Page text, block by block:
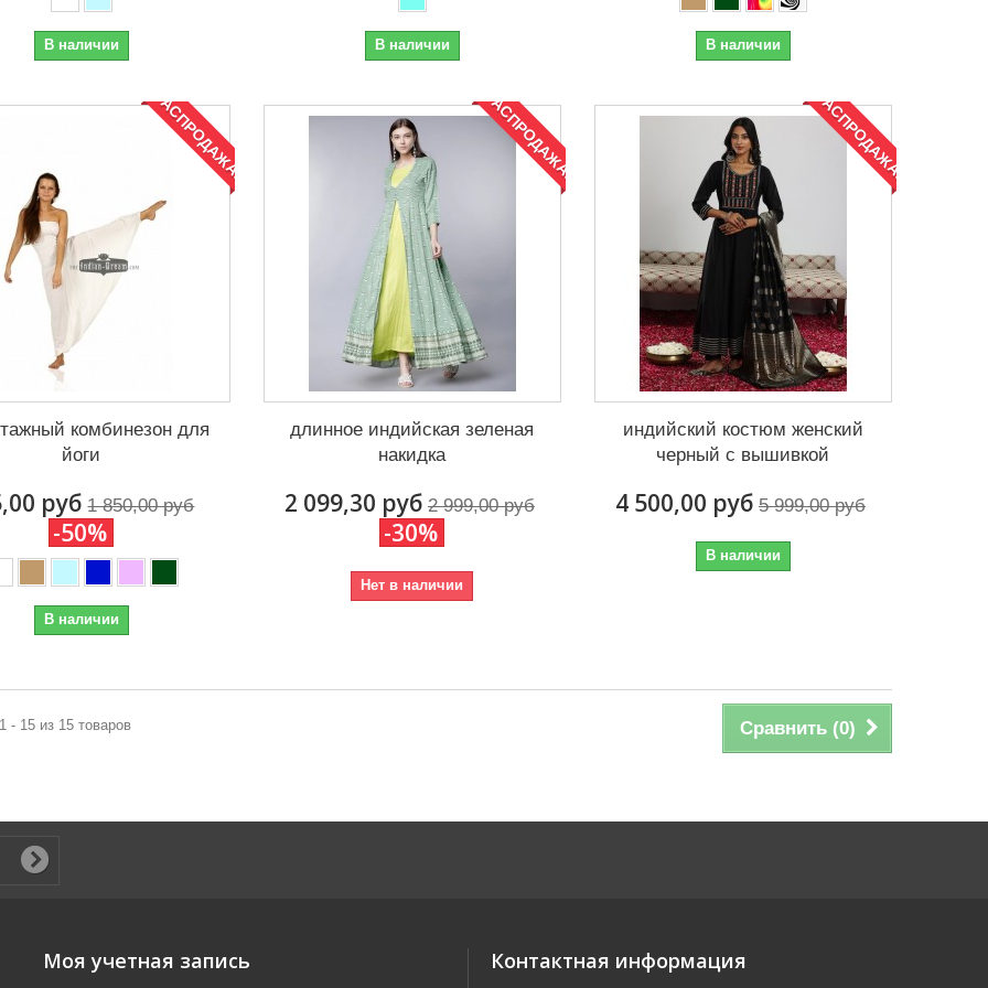
В наличии В наличии В наличии
РАСПРОДАЖА!
комбинезон для
йоги
руб 1 850,00 руб
-50%
В наличии
РАСПРОДАЖА!
длинное индийская зеленая
накидка
2 099,30 руб 2 999,00 руб
-30%
Нет в наличии
РАСПРОДАЖА!
индийский костюм женский
черный с вышивкой
4 500,00 руб 5 999,00 руб
В наличии
Сравнить (0)
- 15 из 15 товаров
Моя учетная запись Контактная информация